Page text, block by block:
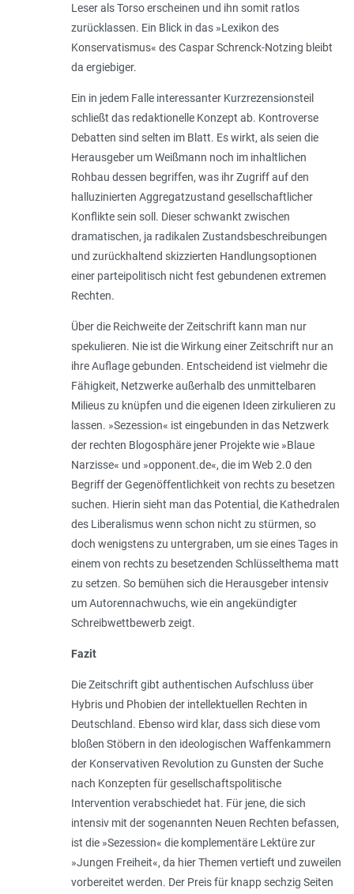
Leser als Torso erscheinen und ihn somit ratlos
zurücklassen. Ein Blick in das »Lexikon des
Konservatismus« des Caspar Schrenck-Notzing bleibt
da ergiebiger.
Ein in jedem Falle interessanter Kurzrezensionsteil
schließt das redaktionelle Konzept ab. Kontroverse
Debatten sind selten im Blatt. Es wirkt, als seien die
Herausgeber um Weißmann noch im inhaltlichen
Rohbau dessen begriffen, was ihr Zugriff auf den
halluzinierten Aggregatzustand gesellschaftlicher
Konflikte sein soll. Dieser schwankt zwischen
dramatischen, ja radikalen Zustandsbeschreibungen
und zurückhaltend skizzierten Handlungsoptionen
einer parteipolitisch nicht fest gebundenen extremen
Rechten.
Über die Reichweite der Zeitschrift kann man nur
spekulieren. Nie ist die Wirkung einer Zeitschrift nur an
ihre Auflage gebunden. Entscheidend ist vielmehr die
Fähigkeit, Netzwerke außerhalb des unmittelbaren
Milieus zu knüpfen und die eigenen Ideen zirkulieren zu
lassen. »Sezession« ist eingebunden in das Netzwerk
der rechten Blogosphäre jener Projekte wie »Blaue
Narzisse« und »opponent.de«, die im Web 2.0 den
Begriff der Gegenöffentlichkeit von rechts zu besetzen
suchen. Hierin sieht man das Potential, die Kathedralen
des Liberalismus wenn schon nicht zu stürmen, so
doch wenigstens zu untergraben, um sie eines Tages in
einem von rechts zu besetzenden Schlüsselthema matt
zu setzen. So bemühen sich die Herausgeber intensiv
um Autorennachwuchs, wie ein angekündigter
Schreibwettbewerb zeigt.
Fazit
Die Zeitschrift gibt authentischen Aufschluss über
Hybris und Phobien der intellektuellen Rechten in
Deutschland. Ebenso wird klar, dass sich diese vom
bloßen Stöbern in den ideologischen Waffenkammern
der Konservativen Revolution zu Gunsten der Suche
nach Konzepten für gesellschaftspolitische
Intervention verabschiedet hat. Für jene, die sich
intensiv mit der sogenannten Neuen Rechten befassen,
ist die »Sezession« die komplementäre Lektüre zur
»Jungen Freiheit«, da hier Themen vertieft und zuweilen
vorbereitet werden. Der Preis für knapp sechzig Seiten